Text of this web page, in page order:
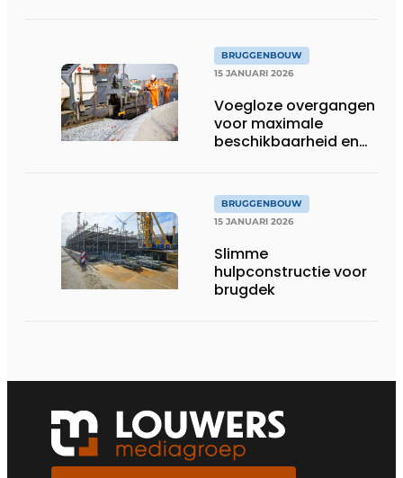
BRUGGENBOUW
15 JANUARI 2026
Voegloze overgangen
voor maximale
beschikbaarheid en
BRUGGENBOUW
15 JANUARI 2026
Slimme
hulpconstructie voor
brugdek